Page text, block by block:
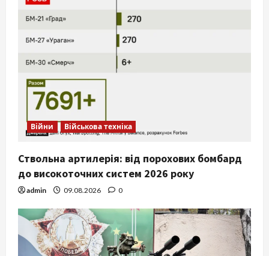
Війни Військова техніка
Ствольна артилерія: від порохових бомбард
до високоточних систем 2026 року
admin 09.08.2026 0